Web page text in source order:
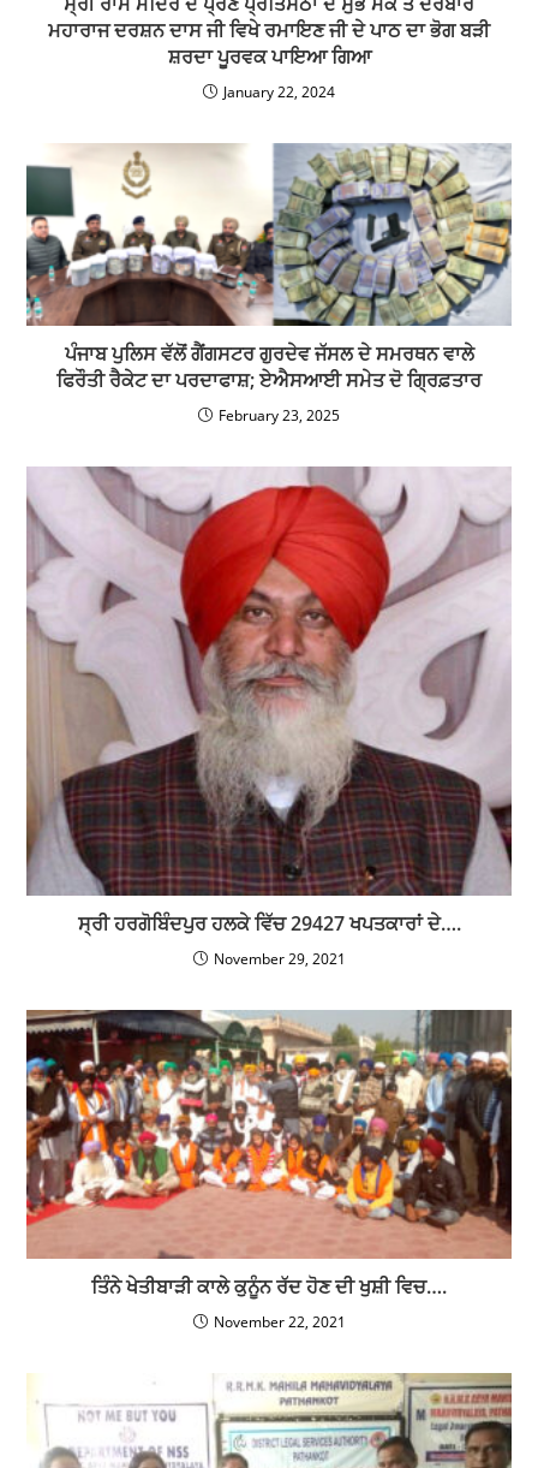
ਮਹਾਰਾਜ ਦਰਸ਼ਨ ਦਾਸ ਜੀ ਵਿਖੇ ਰਮਾਇਣ ਜੀ ਦੇ ਪਾਠ ਦਾ ਭੋਗ ਬੜੀ
ਸ਼ਰਦਾ ਪੂਰਵਕ ਪਾਇਆ ਗਿਆ
January 22, 2024
ਪੰਜਾਬ ਪੁਲਿਸ ਵੱਲੋਂ ਗੈਂਗਸਟਰ ਗੁਰਦੇਵ ਜੱਸਲ ਦੇ ਸਮਰਥਨ ਵਾਲੇ
ਫਿਰੌਤੀ ਰੈਕੇਟ ਦਾ ਪਰਦਾਫਾਸ਼; ਏਐਸਆਈ ਸਮੇਤ ਦੋ ਗ੍ਰਿਫ਼ਤਾਰ
February 23, 2025
ਸ੍ਰੀ ਹਰਗੋਬਿੰਦਪੁਰ ਹਲਕੇ ਵਿੱਚ 29427 ਖਪਤਕਾਰਾਂ ਦੇ….
November 29, 2021
ਤਿੰਨੇ ਖੇਤੀਬਾੜੀ ਕਾਲੇ ਕੁਨੂੰਨ ਰੱਦ ਹੋਣ ਦੀ ਖੁਸ਼ੀ ਵਿਚ….
November 22, 2021